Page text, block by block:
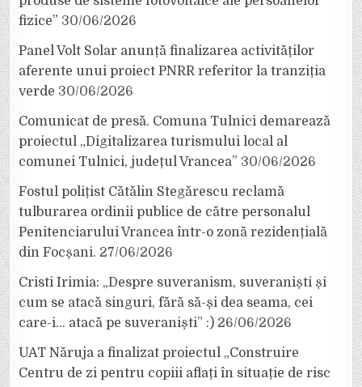
fizice” 30/06/2026
Panel Volt Solar anunță finalizarea activităților
aferente unui proiect PNRR referitor la tranziția
verde 30/06/2026
Comunicat de presă. Comuna Tulnici demarează
proiectul „Digitalizarea turismului local al
comunei Tulnici, județul Vrancea” 30/06/2026
Fostul polițist Cătălin Stegărescu reclamă
tulburarea ordinii publice de către personalul
Penitenciarului Vrancea într-o zonă rezidențială
din Focșani. 27/06/2026
Cristi Irimia: „Despre suveranism, suveraniști și
cum se atacă singuri, fără să-și dea seama, cei
care-i… atacă pe suveraniști” :) 26/06/2026
UAT Năruja a finalizat proiectul „Construire
Centru de zi pentru copiii aflați în situație de risc